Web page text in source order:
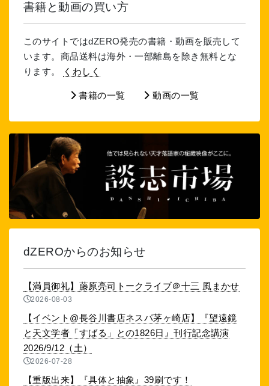
書籍と動画の買い方
このサイトではdZERO発売の書籍・動画を販売して
います。商品送料は海外・一部離島を除き無料とな
ります。
くわしく
書籍の一覧 動画の一覧
dZEROからのお知らせ
【満員御礼】藤原亮司トークライブ＠十三 風まかせ
2026-08-03
【イベント@長谷川書店ネスパ茅ヶ崎店】『望遠鏡
と天文学者「すばる」との1826日』刊行記念講演
2026/9/12（土）
2026-07-28
【重版出来】『具体と抽象』39刷です！